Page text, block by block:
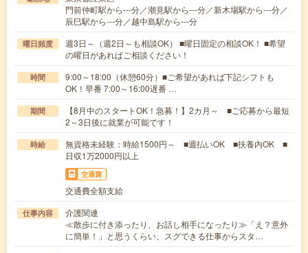
門前仲町駅から---分／潮見駅から---分／新木場駅から---分／
辰巳駅から---分／越中島駅から---分
曜日頻度
週3日～（週2日～も相談OK） ■曜日固定の相談OK！ ■希望
の曜日があればご相談ください！
時間
9:00～18:00（休憩60分）■ご希望があれば下記シフトも
OK！早番 7:00～16:00遅番 …
期間
【8月中のスタートOK！急募！】2カ月～ ■ご応募から最短
2～3日後に就業が可能です！
時給
無資格未経験：時給1500円～ ■週払いOK ■扶養内OK ■
日収1万2000円以上
交通費
交通費全額支給
仕事内容
介護関連
≪散歩に付き添ったり、お話し相手になったり≫「え？意外
に簡単！」と思うくらい、スグできる仕事からスタ…